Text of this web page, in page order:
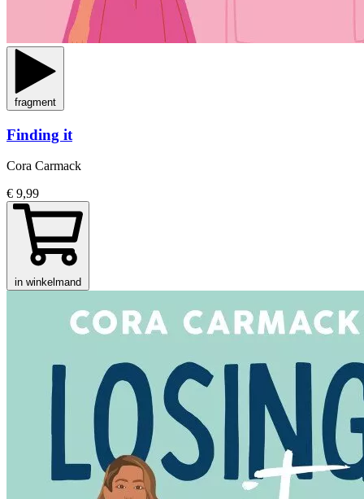
fragment
Finding it
Cora Carmack
€ 9,99
in winkelmand